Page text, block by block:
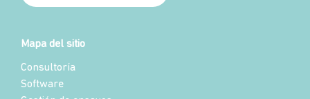
Mapa del sitio
Consultoría
Software